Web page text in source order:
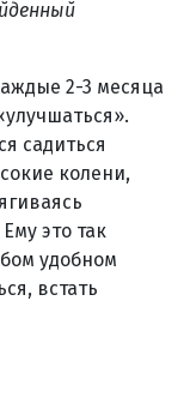
2-3 месяца
садиться
колени,
это так
удобном
встать